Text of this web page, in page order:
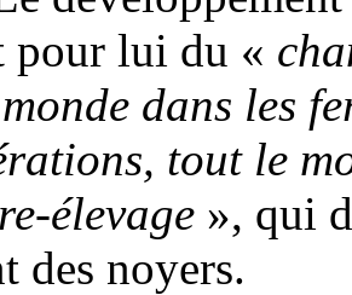
pour lui du «
dans les
tout le
élevage », qui
des noyers.